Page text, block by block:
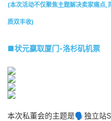
(本次活动不仅聚焦主题解决卖家痛点
质双丰收)
■状元赢取厦门-洛杉矶机票
本次私董会的主题是🗣独立站